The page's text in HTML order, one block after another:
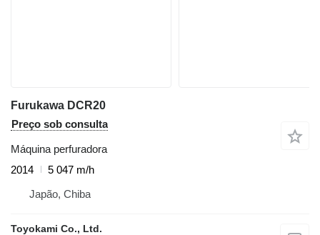
Furukawa DCR20
Preço sob consulta
Máquina perfuradora
2014
5 047 m/h
Japão, Chiba
Toyokami Co., Ltd.